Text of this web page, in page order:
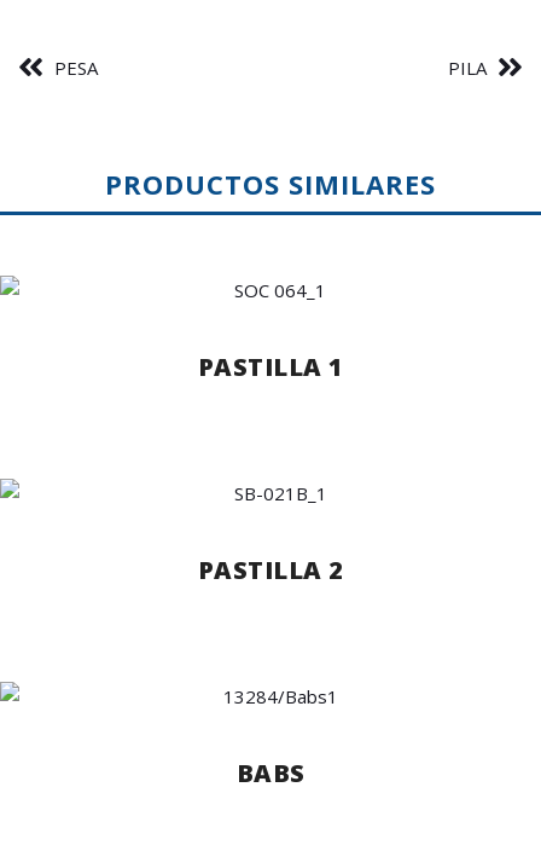
PESA PILA
PRODUCTOS SIMILARES
PASTILLA 1
PASTILLA 2
BABS